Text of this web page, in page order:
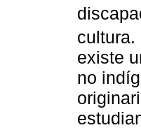
cultura.
existe
no